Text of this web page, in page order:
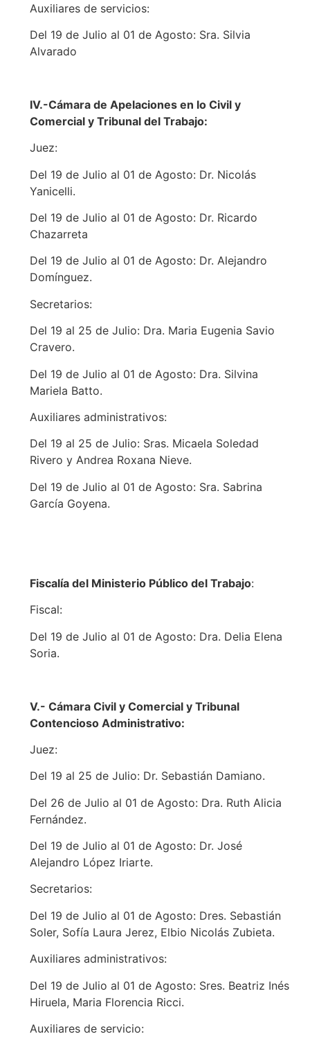
Auxiliares de servicios:
Del 19 de Julio al 01 de Agosto: Sra. Silvia
Alvarado
IV.-Cámara de Apelaciones en lo Civil y
Comercial y Tribunal del Trabajo:
Juez:
Del 19 de Julio al 01 de Agosto: Dr. Nicolás
Yanicelli.
Del 19 de Julio al 01 de Agosto: Dr. Ricardo
Chazarreta
Del 19 de Julio al 01 de Agosto: Dr. Alejandro
Domínguez.
Secretarios:
Del 19 al 25 de Julio: Dra. Maria Eugenia Savio
Cravero.
Del 19 de Julio al 01 de Agosto: Dra. Silvina
Mariela Batto.
Auxiliares administrativos:
Del 19 al 25 de Julio: Sras. Micaela Soledad
Rivero y Andrea Roxana Nieve.
Del 19 de Julio al 01 de Agosto: Sra. Sabrina
García Goyena.
Fiscalía del Ministerio Público del Trabajo:
Fiscal:
Del 19 de Julio al 01 de Agosto: Dra. Delia Elena
Soria.
V.- Cámara Civil y Comercial y Tribunal
Contencioso Administrativo:
Juez:
Del 19 al 25 de Julio: Dr. Sebastián Damiano.
Del 26 de Julio al 01 de Agosto: Dra. Ruth Alicia
Fernández.
Del 19 de Julio al 01 de Agosto: Dr. José
Alejandro López Iriarte.
Secretarios:
Del 19 de Julio al 01 de Agosto: Dres. Sebastián
Soler, Sofía Laura Jerez, Elbio Nicolás Zubieta.
Auxiliares administrativos:
Del 19 de Julio al 01 de Agosto: Sres. Beatriz Inés
Hiruela, Maria Florencia Ricci.
Auxiliares de servicio: